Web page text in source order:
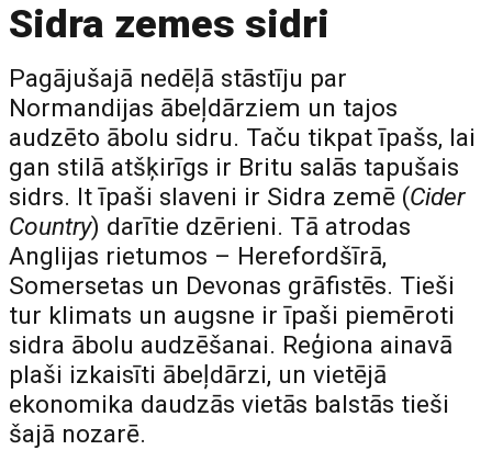
Sidra zemes sidri
Pagājušajā nedēļā stāstīju par
Normandijas ābeļdārziem un tajos
audzēto ābolu sidru. Taču tikpat īpašs, lai
gan stilā atšķirīgs ir Britu salās tapušais
sidrs. It īpaši slaveni ir Sidra zemē (Cider
Country) darītie dzērieni. Tā atrodas
Anglijas rietumos – Herefordšīrā,
Somersetas un Devonas grāfistēs. Tieši
tur klimats un augsne ir īpaši piemēroti
sidra ābolu audzēšanai. Reģiona ainavā
plaši izkaisīti ābeļdārzi, un vietējā
ekonomika daudzās vietās balstās tieši
šajā nozarē.